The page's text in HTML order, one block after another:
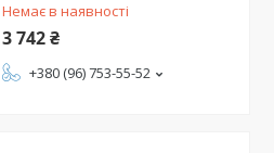
Немає в наявності
3 742 ₴
+380 (96) 753-55-52